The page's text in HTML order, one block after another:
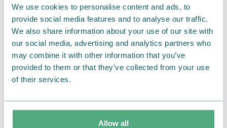
We use cookies to personalise content and ads, to
provide social media features and to analyse our traffic.
We also share information about your use of our site with
our social media, advertising and analytics partners who
may combine it with other information that you’ve
provided to them or that they’ve collected from your use
of their services.
Allow all
期間中、1レシートで税込1,000 円以上お買い上げのお
客様に
※なくなり次第終了となります。